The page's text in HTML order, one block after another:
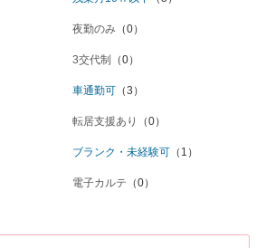
夜勤のみ （0）
3交代制 （0）
車通勤可 （3）
転居支援あり （0）
ブランク・未経験可 （1）
電子カルテ （0）